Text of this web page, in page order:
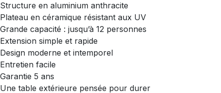
Structure en aluminium anthracite
Plateau en céramique résistant aux UV
Grande capacité : jusqu’à 12 personnes
Extension simple et rapide
Design moderne et intemporel
Entretien facile
Garantie 5 ans
Une table extérieure pensée pour durer